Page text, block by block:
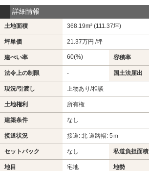
詳細情報
土地面積 368.19m² (111.37坪)
坪単価 21.37万円 /坪
建ぺい率 60(%) 容積率
法令上の制限 - 国土法届出
現況/引渡し 上物あり/相談
土地権利 所有権
建築条件 なし
接道状況 接道: 北 道路幅: 5ｍ
セットバック なし 私道負担面積
地目 宅地 地勢